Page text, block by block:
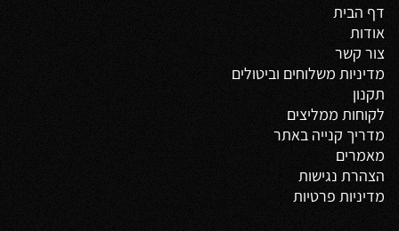
דף הבית
אודות
צור קשר
מדיניות משלוחים וביטולים
תקנון
לקוחות ממליצים
מדריך קנייה באתר
מאמרים
הצהרת נגישות
מדיניות פרטיות